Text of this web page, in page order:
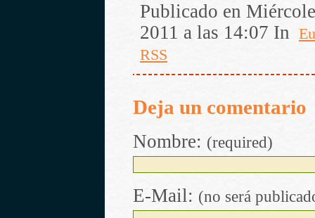
Publicado en
2011 a las 14:07 In
RSS
Deja un comentario
Nombre: (required)
E-Mail: (no será